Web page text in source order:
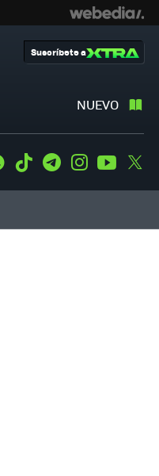
NUEVO
Suscríbete a
WhatsApp
Tiktok TelegramInstagramYoutube